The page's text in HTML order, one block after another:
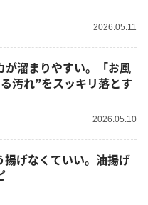
2026.05.11
が溜まりやすい。「お風
汚れ”をスッキリ落とす
2026.05.10
揚げなくていい。油揚げ